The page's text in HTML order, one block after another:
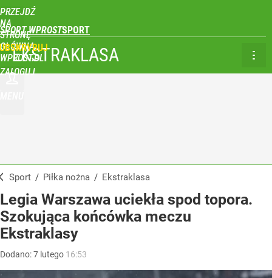
PRZEJDŹ
NA
STRONĘ
GŁÓWNĄ
WPROST.PL
SPORT WPROST
ZALOGUJ
EKSTRAKLASA
Sport / Piłka nożna / Ekstraklasa
Legia Warszawa uciekła spod topora.
Szokująca końcówka meczu
Ekstraklasy
Dodano:7 lutego 16:53